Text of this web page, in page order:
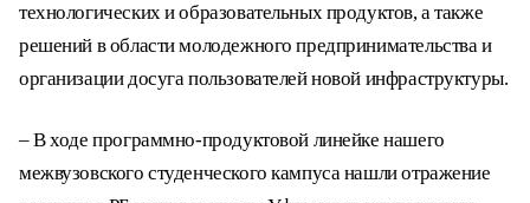
технологических и образовательных продуктов,а также
решений в области молодежного предпринимательства и
организации досуга пользователей новой инфраструктуры.
– В ходе программно-продуктовой линейке нашего
межвузовского студенческого кампуса нашли отражение